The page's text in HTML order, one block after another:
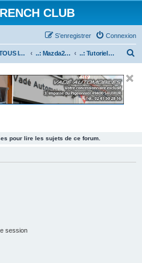
CLUB
Connexion
S’enregistrer
..: TOUS les Véhicules MAZDA :.. ..: Mazda2 :.. ..: Tutoriels (Mz2) :..
e
pour lire les sujets de ce forum.
session